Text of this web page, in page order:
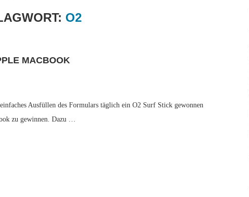
O2
MACBOOK
Ausfüllen des Formulars täglich ein O2 Surf Stick gewonnen
zu gewinnen. Dazu …